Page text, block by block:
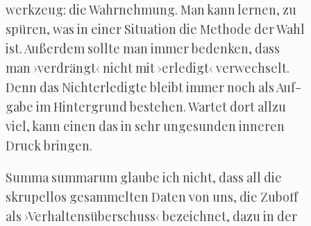
werk­zeug: die Wahr­neh­mung. Man kann ler­nen, zu
spü­ren, was in einer Situa­ti­on die Metho­de der Wahl
ist. Außer­dem soll­te man immer beden­ken, dass
man ›ver­drängt‹ nicht mit ›erle­digt‹ ver­wech­selt.
Denn das Nicht­er­le­dig­te bleibt immer noch als Auf­
ga­be im Hin­ter­grund bestehen. War­tet dort all­zu
viel, kann einen das in sehr unge­sun­den inne­ren
Druck bringen.
Sum­ma sum­ma­rum glau­be ich nicht, dass all die
skru­pel­los gesam­mel­ten Daten von uns, die Zub­off
als ›Ver­hal­tens­über­schuss‹ bezeich­net, dazu in der